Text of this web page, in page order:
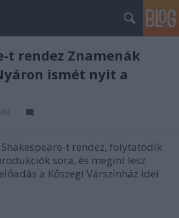
t rendez Znamenák
ismét nyit a
t rendez, folytatódik
sora, és megint lesz
a Kőszegi Várszínház idei